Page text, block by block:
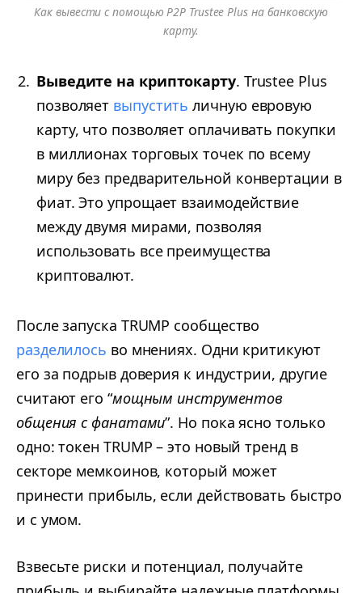
Как вывести с помощью P2P Trustee Plus на банковскую
карту.
Выведите на криптокарту. Trustee Plus
позволяет выпустить личную евровую
карту, что позволяет оплачивать покупки
в миллионах торговых точек по всему
миру без предварительной конвертации в
фиат. Это упрощает взаимодействие
между двумя мирами, позволяя
использовать все преимущества
криптовалют.
После запуска TRUMP сообщество
разделилось во мнениях. Одни критикуют
его за подрыв доверия к индустрии, другие
считают его “мощным инструментов
общения с фанатами”. Но пока ясно только
одно: токен TRUMP – это новый тренд в
секторе мемкоинов, который может
принести прибыль, если действовать быстро
и с умом.
Взвесьте риски и потенциал, получайте